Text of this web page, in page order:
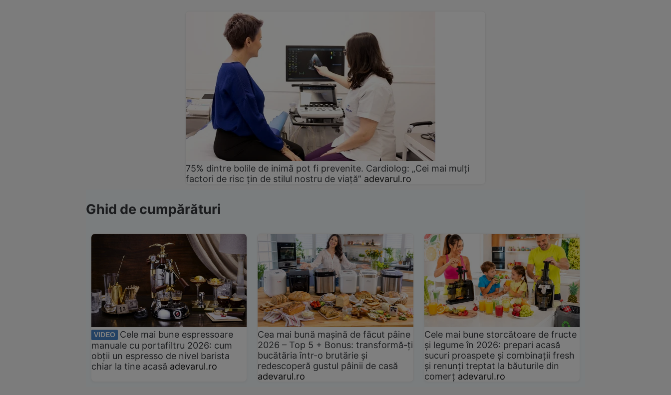
75% dintre bolile de inimă pot fi prevenite. Cardiolog: „Cei mai mulți
factori de risc țin de stilul nostru de viață” adevarul.ro
Ghid de cumpărături
VIDEO
Cele mai bune espressoare
manuale cu portafiltru 2026: cum
obții un espresso de nivel barista
chiar la tine acasă adevarul.ro
Cea mai bună mașină de făcut pâine
2026 – Top 5 + Bonus: transformă-ți
bucătăria într-o brutărie și
redescoperă gustul pâinii de casă
adevarul.ro
Cele mai bune storcătoare de fructe
și legume în 2026: prepari acasă
sucuri proaspete și combinații fresh
și renunți treptat la băuturile din
comerț adevarul.ro